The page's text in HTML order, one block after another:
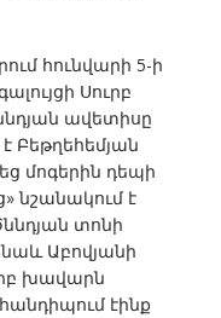
հունվարի 5-ի
Սուրբ
ավետիսը
Բեթղեհեմյան
մոգերին դեպի
նշանակում է
տոնի
նաև Աբովյանի
խավարն
էինք